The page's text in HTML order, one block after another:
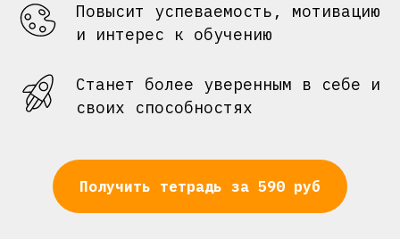
Повысит успеваемость, мотивацию
и интерес к обучению
Станет более уверенным в себе и
своих способностях
Получить тетрадь за 590 руб